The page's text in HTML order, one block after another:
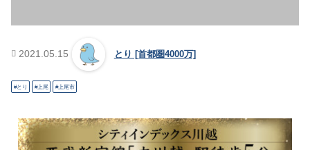
2021.05.15 とり [首都圏4000万]
とり 上尾 上尾市